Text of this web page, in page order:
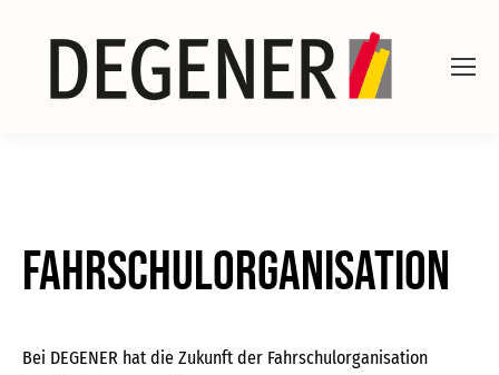
Fahrschulorganisation
Bei DEGENER hat die Zukunft der Fahrschulorganisation